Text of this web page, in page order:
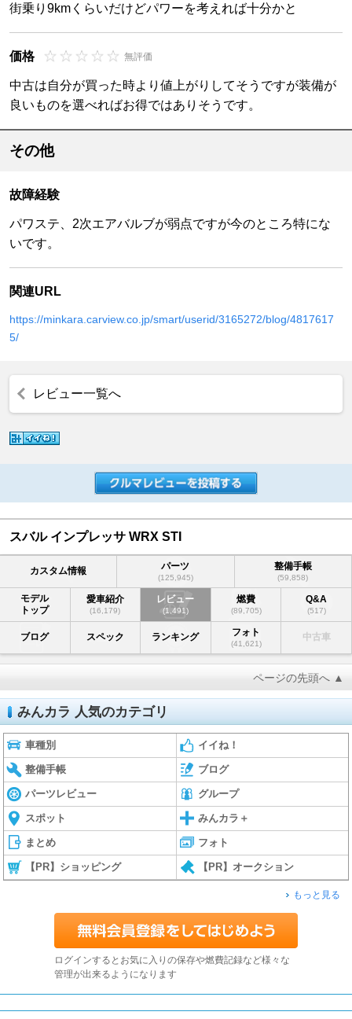
街乗り9kmくらいだけどパワーを考えれば十分かと
価格 無評価
中古は自分が買った時より値上がりしてそうですが装備が
良いものを選べればお得ではありそうです。
その他
故障経験
パワステ、2次エアバルブが弱点ですが今のところ特にな
いです。
関連URL
https://minkara.carview.co.jp/smart/userid/3165272/blog/4817617
5/
レビュー一覧へ
スバル インプレッサ WRX STI
カスタム情報 パーツ
(125,945)
整備手帳
(59,858)
モデル
トップ
愛車紹介
(16,179)
レビュー
(1,491)
燃費
(89,705)
Q&A
(517)
ブログ スペック ランキング フォト
(41,621)
中古車
ページの先頭へ ▲
みんカラ 人気のカテゴリ
車種別 イイね！
整備手帳 ブログ
パーツレビュー グループ
スポット みんカラ＋
まとめ フォト
【PR】ショッピング 【PR】オークション
もっと見る
ログインするとお気に入りの保存や燃費記録など様々な
管理が出来るようになります